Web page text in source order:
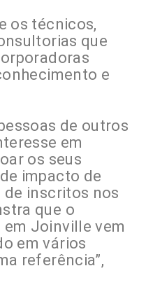
os técnicos,
que
e
de outros
em
os seus
impacto de
de inscritos nos
que o
Joinville vem
em vários
referência”,